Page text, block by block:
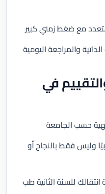
متعدد مع ضغط زمني كبير
والمراجعة اليومية
في
حسب الجامعة
وليس فقط بالنجاح أو
انتقالك للسنة الثانية طب